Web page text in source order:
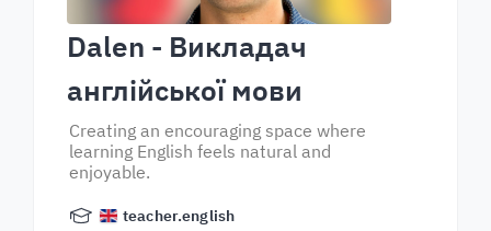
Dalen - Викладач
англійської мови
Creating an encouraging space where
learning English feels natural and
enjoyable.
teacher.english